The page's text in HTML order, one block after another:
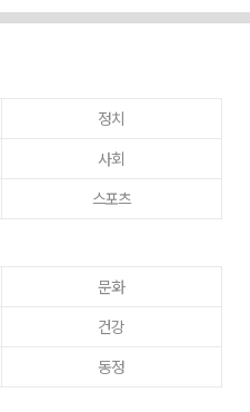
정치
사회
스포츠
문화
건강
동정